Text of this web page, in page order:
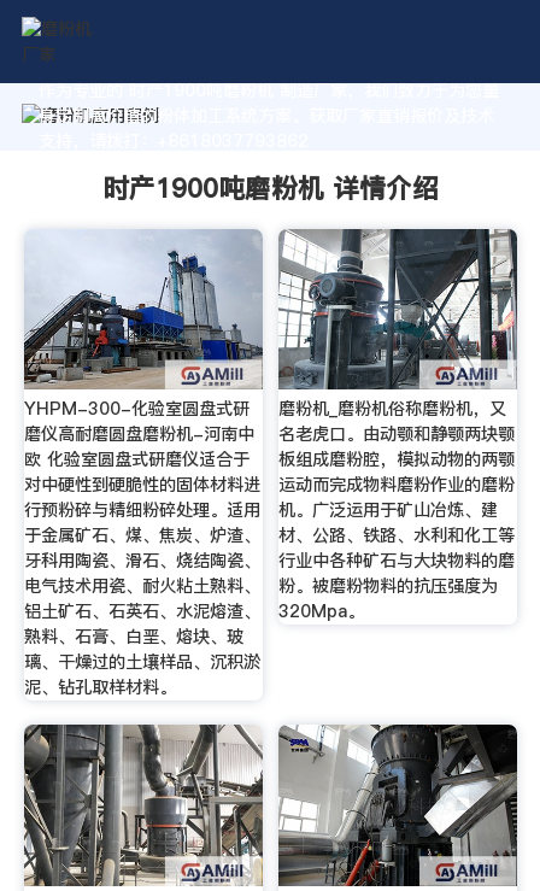
作为专业的 时产1900吨磨粉机 制造厂家，我们致力于为您量
身定制高价值的粉体加工系统方案。获取厂家直销报价及技术
时产1900吨磨粉机 详情介绍
YHPM-300-化验室圆盘式研
磨仪高耐磨圆盘磨粉机-河南中
欧 化验室圆盘式研磨仪适合于
对中硬性到硬脆性的固体材料进
行预粉碎与精细粉碎处理。适用
于金属矿石、煤、焦炭、炉渣、
牙科用陶瓷、滑石、烧结陶瓷、
电气技术用瓷、耐火粘土熟料、
铝土矿石、石英石、水泥熔渣、
熟料、石膏、白垩、熔块、玻
璃、干燥过的土壤样品、沉积淤
泥、钻孔取样材料。
磨粉机_磨粉机俗称磨粉机，又
名老虎口。由动颚和静颚两块颚
板组成磨粉腔，模拟动物的两颚
运动而完成物料磨粉作业的磨粉
机。广泛运用于矿山冶炼、建
材、公路、铁路、水利和化工等
行业中各种矿石与大块物料的磨
粉。被磨粉物料的抗压强度为
320Mpa。